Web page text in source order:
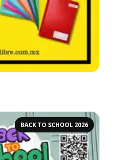
BACK TO SCHOOL 2026